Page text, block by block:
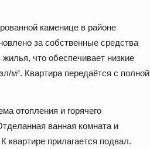
каменице в районе
за собственные средства
что обеспечивает низкие
м². Квартира передаётся с полной
отопления и горячего
ванная комната и
прилагается подвал.